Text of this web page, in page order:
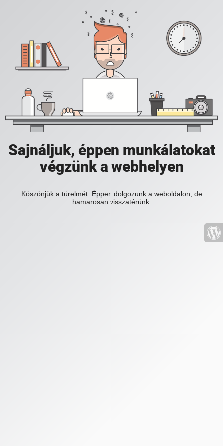
Sajnáljuk, éppen munkálatokat
végzünk a webhelyen
Köszönjük a türelmét. Éppen dolgozunk a weboldalon, de
hamarosan visszatérünk.